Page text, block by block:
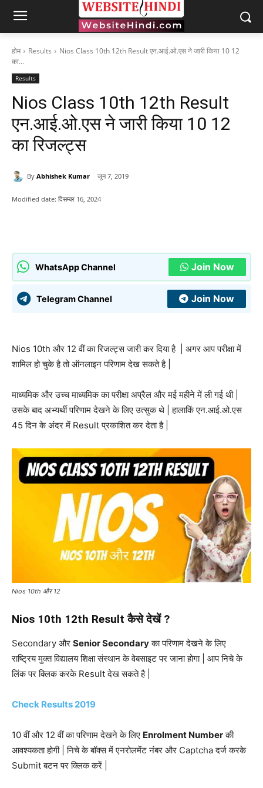
होम Results
Nios Class 10th 12th Result एन.आई.ओ.एस ने जारी किया 10 12
का...
Results
Nios Class 10th 12th Result
एन.आई.ओ.एस ने जारी किया 10 12
का रिजल्ट्स
By Abhishek Kumar जून 7, 2019
Modified date: दिसम्बर 16, 2024
WhatsApp Channel Join Now
Telegram Channel Join Now
Nios 10th और 12 वीं का रिजल्ट्स जारी कर दिया है | अगर आप परीक्षा में
शामिल हो चुके है तो ऑनलाइन परिणाम देख सकते है |
माध्यमिक और उच्च माध्यमिक का परीक्षा अप्रैल और मई महीने में ली गई थी |
उसके बाद अभ्यर्थी परिणाम देखने के लिए उत्सुक थे | हालाकिं एन.आई.ओ.एस
45 दिन के अंदर में Result प्रकाशित कर देता है |
Nios 10th और 12
Nios 10th 12th Result कैसे देखें ?
Secondary और Senior Secondaryका परिणाम देखने के लिए
राष्ट्रिय मुक्त विद्यालय शिक्षा संस्थान के वेबसाइट पर जाना होगा | आप निचे के
लिंक पर क्लिक करके Result देख सकते है |
Check Results 2019
10 वीं और 12 वीं का परिणाम देखने के लिए Enrolment Numberकी
आवश्यकता होगी | निचे के बॉक्स में एनरोलमेंट नंबर और Captcha दर्ज करके
Submit बटन पर क्लिक करें |